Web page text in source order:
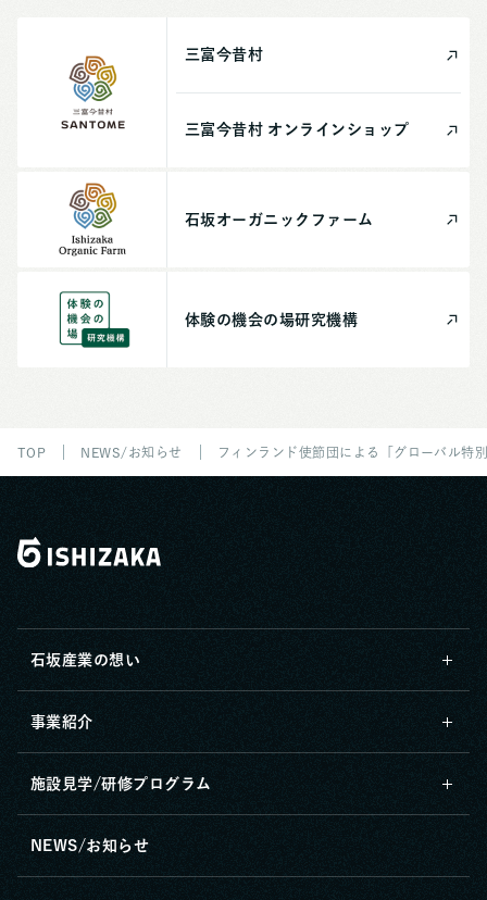
三富今昔村
三富今昔村 オンライン ショップ
石坂オーガニック ファーム
体験の機会の場研究機構
TOP NEWS/お知らせ フィンランド使節団による「グローバル特
石坂産業の想い
事業紹介
施設見学/研修プログラム
NEWS/お知らせ